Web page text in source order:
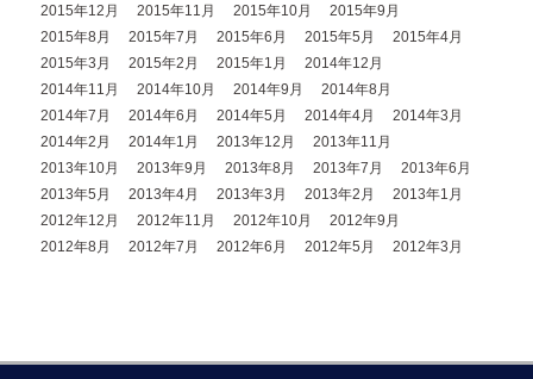
2015年12月
2015年11月 2015年10月
2015年9月
2015年8月
2015年7月 2015年6月 2015年5月
2015年4月
2015年3月
2015年2月 2015年1月
2014年12月
2014年11月
2014年10月 2014年9月
2014年8月
2014年7月
2014年6月 2014年5月 2014年4月
2014年3月
2014年2月
2014年1月 2013年12月
2013年11月
2013年10月
2013年9月 2013年8月 2013年7月
2013年6月
2013年5月
2013年4月 2013年3月 2013年2月
2013年1月
2012年12月
2012年11月 2012年10月
2012年9月
2012年8月
2012年7月 2012年6月 2012年5月 2012年3月